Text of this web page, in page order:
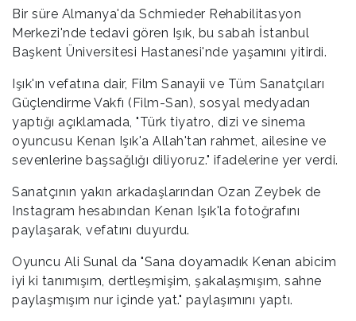
Bir süre Almanya'da Schmieder Rehabilitasyon
Merkezi'nde tedavi gören Işık, bu sabah İstanbul
Başkent Üniversitesi Hastanesi'nde yaşamını yitirdi.
Işık'ın vefatına dair, Film Sanayii ve Tüm Sanatçıları
Güçlendirme Vakfı (Film-San), sosyal medyadan
yaptığı açıklamada, "Türk tiyatro, dizi ve sinema
oyuncusu Kenan Işık'a Allah'tan rahmet, ailesine ve
sevenlerine başsağlığı diliyoruz." ifadelerine yer verdi.
Sanatçının yakın arkadaşlarından Ozan Zeybek de
Instagram hesabından Kenan Işık'la fotoğrafını
paylaşarak, vefatını duyurdu.
Oyuncu Ali Sunal da "Sana doyamadık Kenan abicim
iyi ki tanımışım, dertleşmişim, şakalaşmışım, sahne
paylaşmışım nur içinde yat." paylaşımını yaptı.